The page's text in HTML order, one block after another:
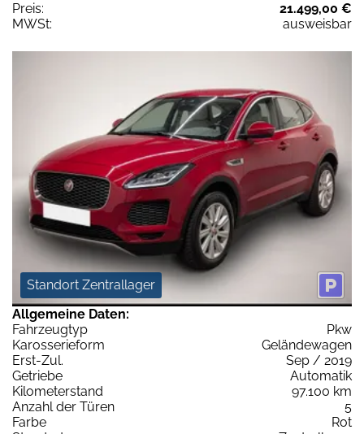
Preis:
21.499,00 €
MWSt:
ausweisbar
Standort Zentrallager
Allgemeine Daten:
Fahrzeugtyp
Pkw
Karosserieform
Geländewagen
Erst-Zul.
Sep / 2019
Getriebe
Automatik
Kilometerstand
97.100 km
Anzahl der Türen
5
Farbe
Rot